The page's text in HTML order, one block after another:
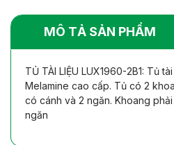
MÔ TẢ SẢN PHẨM
TỦ TÀI LIỆU LUX1960-2B1: Tủ
Melamine cao cấp. Tủ có 2
có cánh và 2 ngăn. Khoang
ngăn